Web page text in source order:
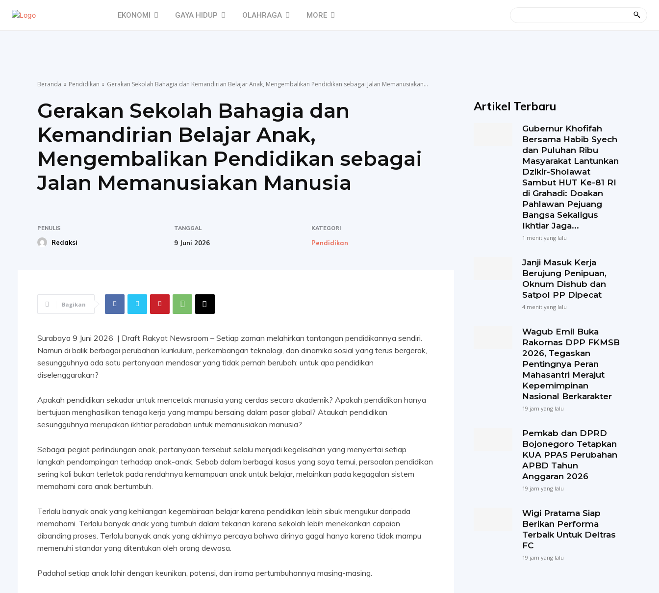
EKONOMI GAYA HIDUP OLAHRAGA MORE
Beranda Pendidikan Gerakan Sekolah Bahagia dan Kemandirian Belajar Anak, Mengembalikan Pendidikan sebagai Jalan Memanusiakan...
Gerakan Sekolah Bahagia dan
Kemandirian Belajar Anak,
Mengembalikan Pendidikan sebagai
Jalan Memanusiakan Manusia
PENULIS
Redaksi
TANGGAL
9 Juni 2026
KATEGORI
Pendidikan
Bagikan
Surabaya 9 Juni 2026 | Draft Rakyat Newsroom – Setiap zaman melahirkan tantangan pendidikannya sendiri.
Namun di balik berbagai perubahan kurikulum, perkembangan teknologi, dan dinamika sosial yang terus bergerak,
sesungguhnya ada satu pertanyaan mendasar yang tidak pernah berubah: untuk apa pendidikan
diselenggarakan?
Apakah pendidikan sekadar untuk mencetak manusia yang cerdas secara akademik? Apakah pendidikan hanya
bertujuan menghasilkan tenaga kerja yang mampu bersaing dalam pasar global? Ataukah pendidikan
sesungguhnya merupakan ikhtiar peradaban untuk memanusiakan manusia?
Sebagai pegiat perlindungan anak, pertanyaan tersebut selalu menjadi kegelisahan yang menyertai setiap
langkah pendampingan terhadap anak-anak. Sebab dalam berbagai kasus yang saya temui, persoalan pendidikan
sering kali bukan terletak pada rendahnya kemampuan anak untuk belajar, melainkan pada kegagalan sistem
memahami cara anak bertumbuh.
Terlalu banyak anak yang kehilangan kegembiraan belajar karena pendidikan lebih sibuk mengukur daripada
memahami. Terlalu banyak anak yang tumbuh dalam tekanan karena sekolah lebih menekankan capaian
dibanding proses. Terlalu banyak anak yang akhirnya percaya bahwa dirinya gagal hanya karena tidak mampu
memenuhi standar yang ditentukan oleh orang dewasa.
Padahal setiap anak lahir dengan keunikan, potensi, dan irama pertumbuhannya masing-masing.
Artikel Terbaru
Gubernur Khofifah
Bersama Habib Syech
dan Puluhan Ribu
Masyarakat Lantunkan
Dzikir-Sholawat
Sambut HUT Ke-81 RI
di Grahadi: Doakan
Pahlawan Pejuang
Bangsa Sekaligus
Ikhtiar Jaga...
1 menit yang lalu
Janji Masuk Kerja
Berujung Penipuan,
Oknum Dishub dan
Satpol PP Dipecat
4 menit yang lalu
Wagub Emil Buka
Rakornas DPP FKMSB
2026, Tegaskan
Pentingnya Peran
Mahasantri Merajut
Kepemimpinan
Nasional Berkarakter
19 jam yang lalu
Pemkab dan DPRD
Bojonegoro Tetapkan
KUA PPAS Perubahan
APBD Tahun
Anggaran 2026
19 jam yang lalu
Wigi Pratama Siap
Berikan Performa
Terbaik Untuk Deltras
FC
19 jam yang lalu